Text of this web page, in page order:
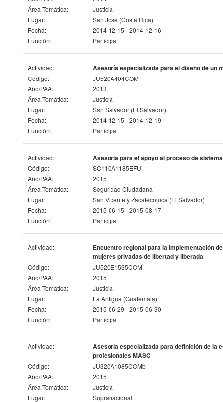
Área Temática:
Justicia
Lugar:
San José (Costa Rica)
Fecha:
2014-12-15 - 2014-12-16
Función:
Participa
Actividad: Asesoría especializada para el diseño de un
Código:
JU520A404COM
Año/PAA:
2013
Área Temática:
Justicia
Lugar:
San Salvador (El Salvador)
Fecha:
2014-12-15 - 2014-12-19
Función:
Participa
Actividad: Asesoria para el apoyo al proceso de
Código:
SC110A1185EFU
Año/PAA:
2015
Área Temática:
Seguridad Ciudadana
Lugar:
San Vicente y Zacatecoluca (El Salvador)
Fecha:
2015-06-15 - 2015-08-17
Función:
Participa
Actividad:
Encuentro regional para la implementación
mujeres privadas de libertad y liberada
Código:
JU520E1535COM
Año/PAA:
2015
Área Temática:
Justicia
Lugar:
La Antigua (Guatemala)
Fecha:
2015-06-29 - 2015-06-30
Función:
Participa
Actividad:
Asesoría especializada para definición de la
profesionales MASC
Código:
JU320A1085COMb
Año/PAA:
2015
Área Temática:
Justicia
Lugar:
Supranacional